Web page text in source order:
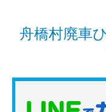
舟橋村廃車